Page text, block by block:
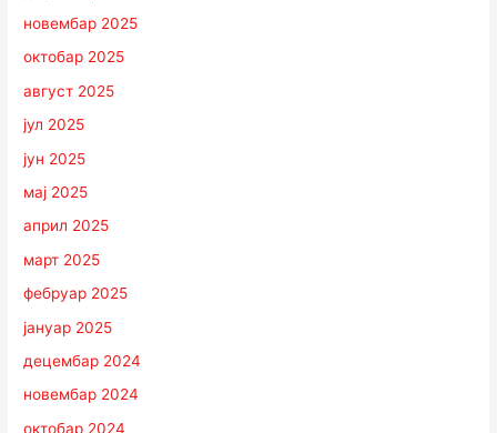
новембар 2025
октобар 2025
август 2025
јул 2025
јун 2025
мај 2025
април 2025
март 2025
фебруар 2025
јануар 2025
децембар 2024
новембар 2024
октобар 2024